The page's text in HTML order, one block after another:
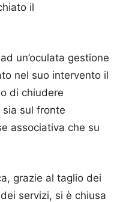
il
un’oculata gestione
nel suo intervento il
di chiudere
sul fronte
associativa che su
grazie al taglio dei
servizi, si è chiusa